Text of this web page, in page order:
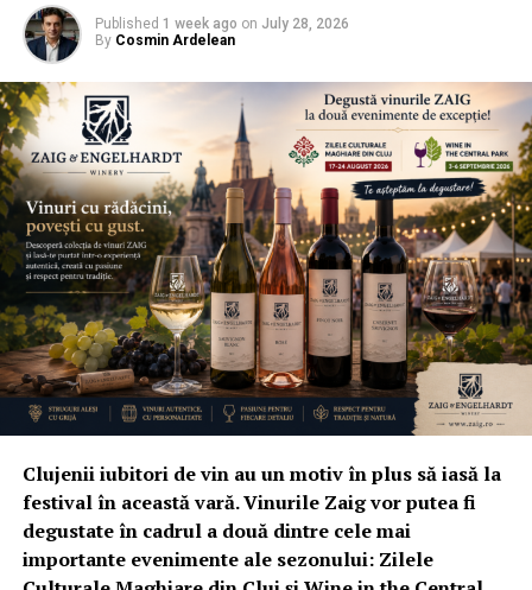
Published 1 week ago on July 28, 2026
By Cosmin Ardelean
Clujenii iubitori de vin au un motiv în plus să iasă la
festival în această vară. Vinurile Zaig vor putea fi
degustate în cadrul a două dintre cele mai
importante evenimente ale sezonului: Zilele